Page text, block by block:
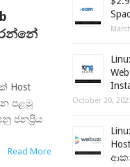
Host
පළමු
ජනප්‍රිය
Read More
October 20,